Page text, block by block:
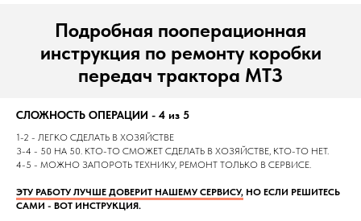
Подробная пооперационная
инструкция по ремонту коробки
передач трактора МТЗ
СЛОЖНОСТЬ ОПЕРАЦИИ - 4 из 5
1-2 - ЛЕГКО СДЕЛАТЬ В ХОЗЯЙСТВЕ
3-4 - 50 НА 50. КТО-ТО СМОЖЕТ СДЕЛАТЬ В ХОЗЯЙСТВЕ, КТО-ТО НЕТ.
4-5 - МОЖНО ЗАПОРОТЬ ТЕХНИКУ, РЕМОНТ ТОЛЬКО В СЕРВИСЕ.
ЭТУ РАБОТУ ЛУЧШЕ ДОВЕРИТ НАШЕМУ СЕРВИСУ, НО ЕСЛИ РЕШИТЕСЬ
САМИ - ВОТ ИНСТРУКЦИЯ.